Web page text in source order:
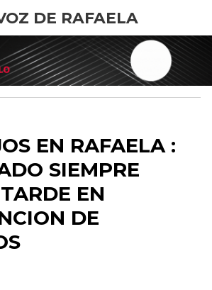
DE RAFAELA
EN RAFAELA :
SIEMPRE
EN
DE